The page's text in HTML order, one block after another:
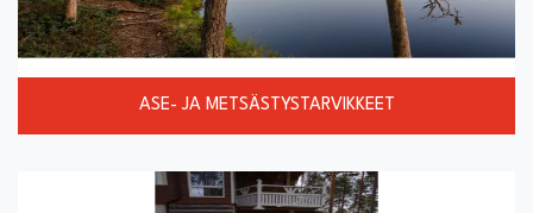
ASE- JA METSÄSTYSTARVIKKEET